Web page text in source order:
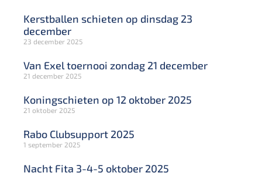
Kerstballen schieten op dinsdag 23
december
23 december 2025
Van Exel toernooi zondag 21 december
21 december 2025
Koningschieten op 12 oktober 2025
21 oktober 2025
Rabo Clubsupport 2025
1 september 2025
Nacht Fita 3-4-5 oktober 2025